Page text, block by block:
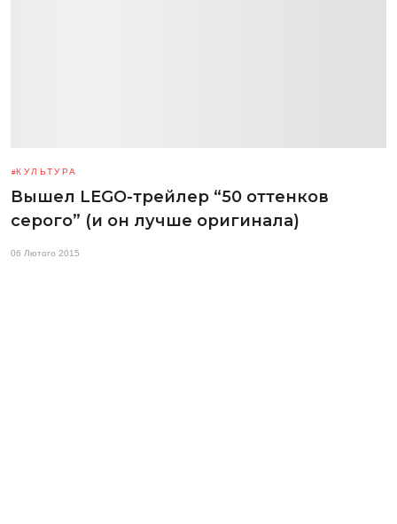
КУЛЬТУРА
Вышел LEGO-трейлер “50 оттенков
серого” (и он лучше оригинала)
06 Лютого 2015